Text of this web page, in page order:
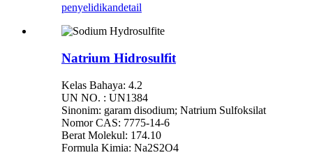
penyelidikandetail
Natrium Hidrosulfit
Kelas Bahaya: 4.2
UN NO. : UN1384
Sinonim: garam disodium; Natrium Sulfoksilat
Nomor CAS: 7775-14-6
Berat Molekul: 174.10
Formula Kimia: Na2S2O4